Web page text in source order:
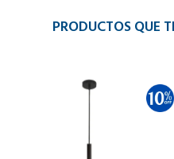
PRODUCTOS QUE